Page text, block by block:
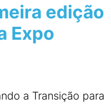
edição
Expo
a Transição para